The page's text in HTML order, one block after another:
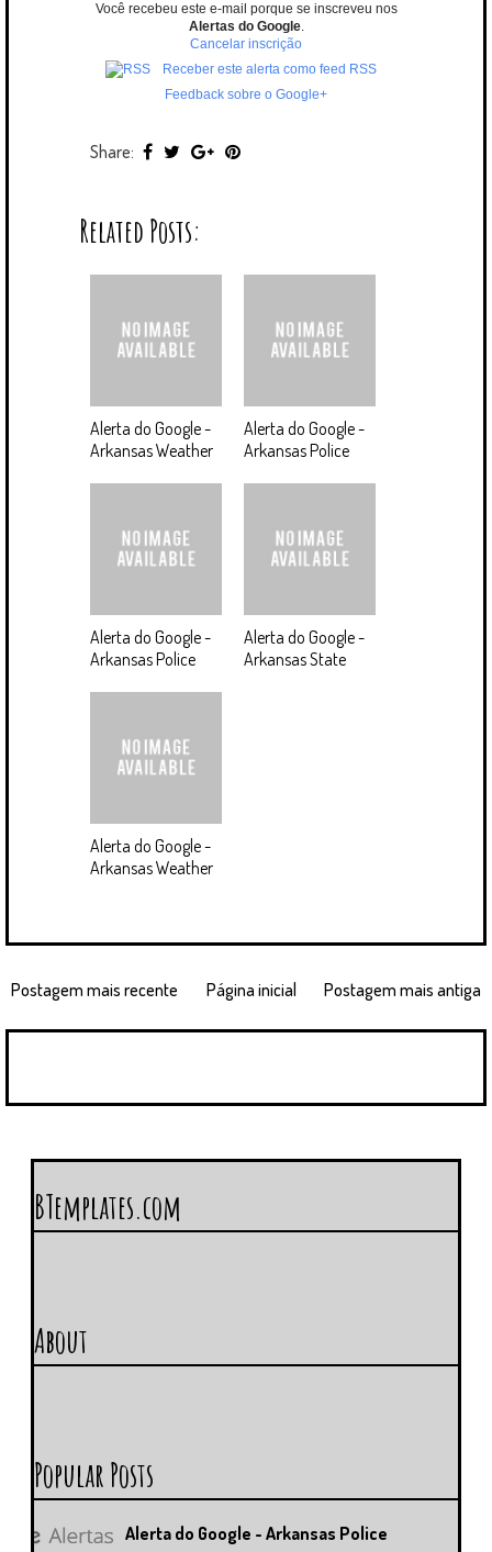
Você recebeu este e-mail porque se inscreveu nos
Alertas do Google.
Cancelar inscrição
Receber este alerta como feed RSS
Feedback sobre o Google+
Share:
Related Posts:
Alerta do Google -
Arkansas Weather
Alerta do Google -
Arkansas Police
Alerta do Google -
Arkansas Police
Alerta do Google -
Arkansas State
Alerta do Google -
Arkansas Weather
Postagem mais recente Postagem mais antiga
Página inicial
BTemplates.com
About
Popular Posts
Alerta do Google - Arkansas Police